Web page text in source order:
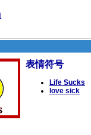
表情符号
Life Sucks
love sick